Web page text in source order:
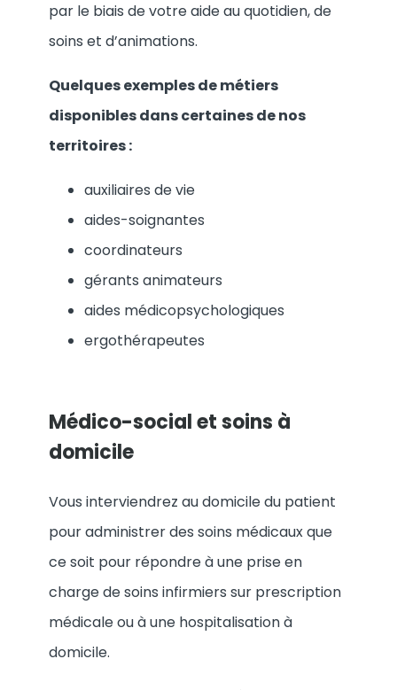
par le biais de votre aide au quotidien, de
soins et d’animations.
Quelques exemples de métiers
disponibles dans certaines de nos
territoires :
auxiliaires de vie
aides-soignantes
coordinateurs
gérants animateurs
aides médicopsychologiques
ergothérapeutes
Médico-social et soins à
domicile
Vous interviendrez au domicile du patient
pour administrer des soins médicaux que
ce soit pour répondre à une prise en
charge de soins infirmiers sur prescription
médicale ou à une hospitalisation à
domicile.